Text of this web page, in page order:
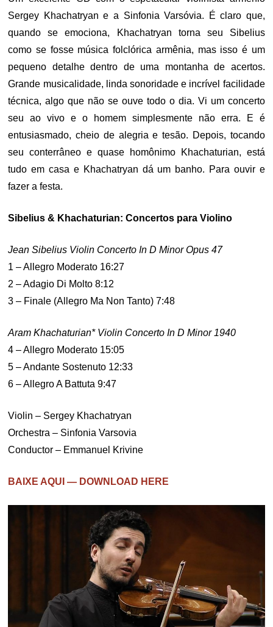
Sergey Khachatryan e a Sinfonia Varsóvia. É claro que,
quando se emociona, Khachatryan torna seu Sibelius
como se fosse música folclórica armênia, mas isso é um
pequeno detalhe dentro de uma montanha de acertos.
Grande musicalidade, linda sonoridade e incrível facilidade
técnica, algo que não se ouve todo o dia. Vi um concerto
seu ao vivo e o homem simplesmente não erra. E é
entusiasmado, cheio de alegria e tesão. Depois, tocando
seu conterrâneo e quase homônimo Khachaturian, está
tudo em casa e Khachatryan dá um banho. Para ouvir e
fazer a festa.
Sibelius & Khachaturian: Concertos para Violino
Jean Sibelius Violin Concerto In D Minor Opus 47
1 – Allegro Moderato 16:27
2 – Adagio Di Molto 8:12
3 – Finale (Allegro Ma Non Tanto) 7:48
Aram Khachaturian* Violin Concerto In D Minor 1940
4 – Allegro Moderato 15:05
5 – Andante Sostenuto 12:33
6 – Allegro A Battuta 9:47
Violin – Sergey Khachatryan
Orchestra – Sinfonia Varsovia
Conductor – Emmanuel Krivine
BAIXE AQUI — DOWNLOAD HERE